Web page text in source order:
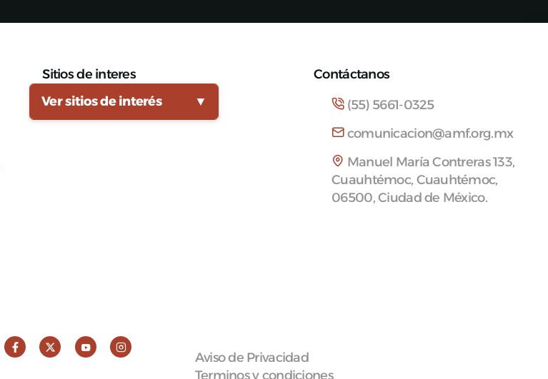
Sitios de interes
Ver sitios de interés
▼
Contáctanos
(55) 5661-0325
comunicacion@amf.org.mx
Manuel María Contreras 133,
Cuauhtémoc, Cuauhtémoc,
06500, Ciudad de México.
Aviso de Privacidad
Terminos y condiciones